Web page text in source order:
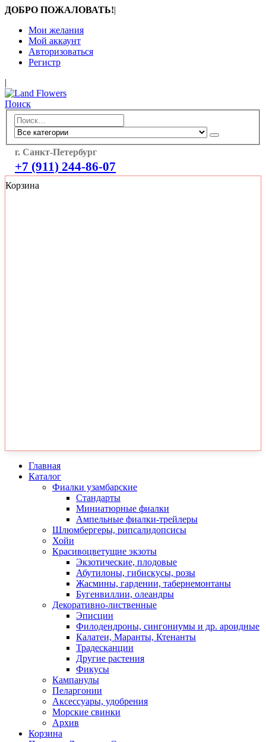
ДОБРО ПОЖАЛОВАТЬ!|
Мои желания
Мой аккаунт
Авторизоваться
Регистр
|
Поиск
г. Санкт-Петербург
+7 (911) 244-86-07
Корзина
Главная
Каталог
Фиалки узамбарские
Стандарты
Миниатюрные фиалки
Ампельные фиалки-трейлеры
Шлюмбергеры, рипсалидопсисы
Хойи
Красивоцветущие экзоты
Экзотические, плодовые
Абутилоны, гибискусы, розы
Жасмины, гардении, табернемонтаны
Бугенвиллии, олеандры
Декоративно-лиственные
Эписции
Филодендроны, сингониумы и др. ароидные
Калатеи, Маранты, Ктенанты
Традесканции
Другие растения
Фикусы
Кампанулы
Пеларгонии
Аксессуары, удобрения
Морские свинки
Архив
Корзина